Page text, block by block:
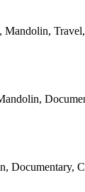
Mandolin,
Documentary,